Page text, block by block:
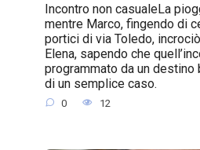
Incontro non casualeLa
mentre Marco, fingendo di
portici di via Toledo,
Elena, sapendo che
programmato da un
di un semplice caso.
0 12